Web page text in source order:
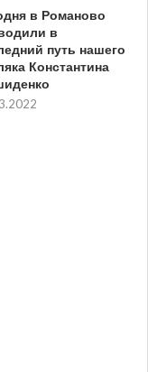
в Романово
в
путь нашего
Константина